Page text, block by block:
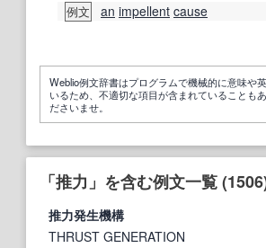
例文 an impellent cause
Weblio例文辞書はプログラムで機械的に意味や
いるため、不適切な項目が含まれていることも
ださいませ。
「推力」を含む例文一覧
推力発生機構
THRUST GENERATION